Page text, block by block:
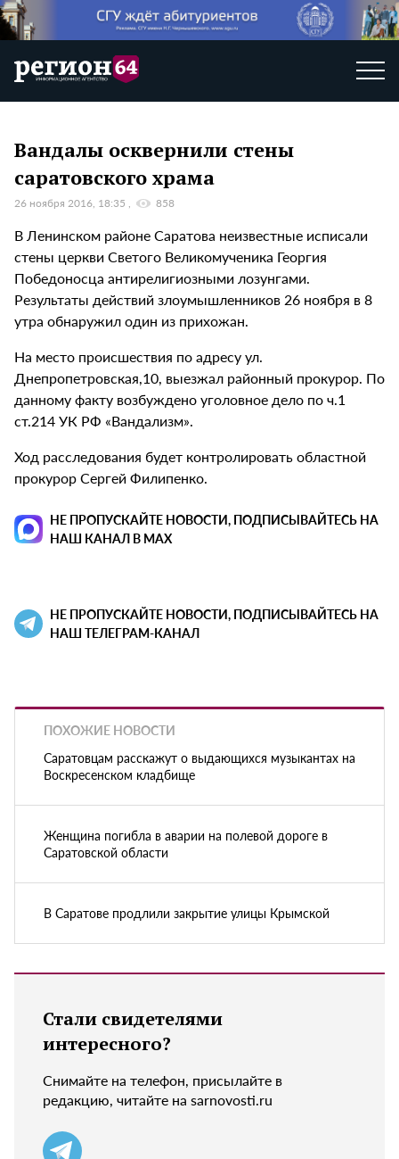
Вандалы осквернили стены
саратовского храма
26 ноября 2016, 18:35 858
В Ленинском районе Саратова неизвестные исписали
стены церкви Светого Великомученика Георгия
Победоносца антирелигиозными лозунгами.
Результаты действий злоумышленников 26 ноября в 8
утра обнаружил один из прихожан.
На место происшествия по адресу ул.
Днепропетровская,10, выезжал районный прокурор. По
данному факту возбуждено уголовное дело по ч.1
ст.214 УК РФ «Вандализм».
Ход расследования будет контролировать областной
прокурор Сергей Филипенко.
НЕ ПРОПУСКАЙТЕ НОВОСТИ, ПОДПИСЫВАЙТЕСЬ НА
НАШ КАНАЛ В MAX
НЕ ПРОПУСКАЙТЕ НОВОСТИ, ПОДПИСЫВАЙТЕСЬ НА
НАШ ТЕЛЕГРАМ-КАНАЛ
ПОХОЖИЕ НОВОСТИ
Саратовцам расскажут о выдающихся музыкантах на
Воскресенском кладбище
Женщина погибла в аварии на полевой дороге в
Саратовской области
В Саратове продлили закрытие улицы Крымской
Стали свидетелями
интересного?
Снимайте на телефон, присылайте в
редакцию, читайте на sarnovosti.ru